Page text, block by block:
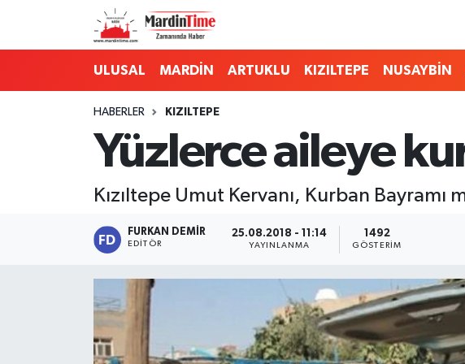
ULUSAL MARDİN ARTUKLU KIZILTEPE NUSAYBİN
HABERLER KIZILTEPE
Yüzlerce aileye
Kızıltepe Umut Kervanı, Kurban
FURKAN DEMIR
EDITÖR
25.08.2018 - 11:14
YAYINLANMA
1492
GÖSTERIM
Mardin Nöbetçi Eczaneler
Mardin Namaz Vakitleri
Mardin Trafik Yoğunluk Haritası
Süper Lig Puan Durumu ve Fikstür
Son Dakika Haberleri
Haber Arşivi